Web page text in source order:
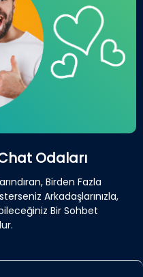
Odaları
Birden Fazla
Arkadaşlarınızla,
Bir Sohbet